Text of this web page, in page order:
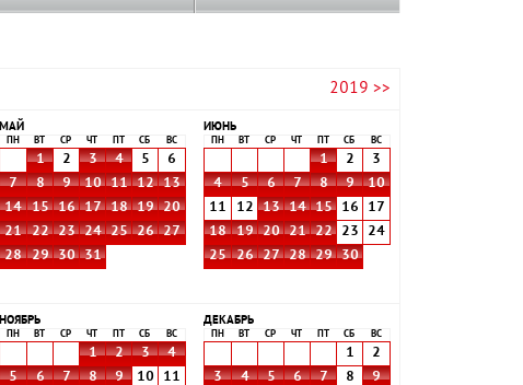
2019 >>
МАЙ
ПН ВТ СР ЧТ СБ ВС
1 2 3 4 5
6
7
8 9 10 11 12
13
14
15 16 17 18 19
20
21
22 23 24 25 26
27
28
29 30 31
ИЮНЬ
ПН ВТ СР ЧТ СБ ВС
1 2
3
4
5 6 7 8 9
10
11
12 13 14 15 16
17
18
19 20 21 22 23
24
25
26 27 28 29 30
НОЯБРЬ
ПН ВТ СР ЧТ СБ ВС
1 2 3
4
5
6 7 8 9 10
11
ДЕКАБРЬ
ПН ВТ СР ЧТ СБ ВС
1
2
3
4 5 6 7 8
9